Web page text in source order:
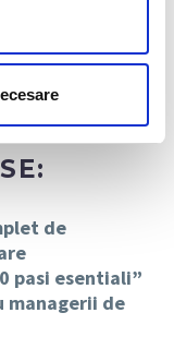
de
pasi esentiali”
managerii de